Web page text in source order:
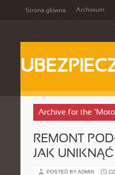
Strona główna Archiwum
Archive for the
REMONT
JAK
POSTED BY ADMIN